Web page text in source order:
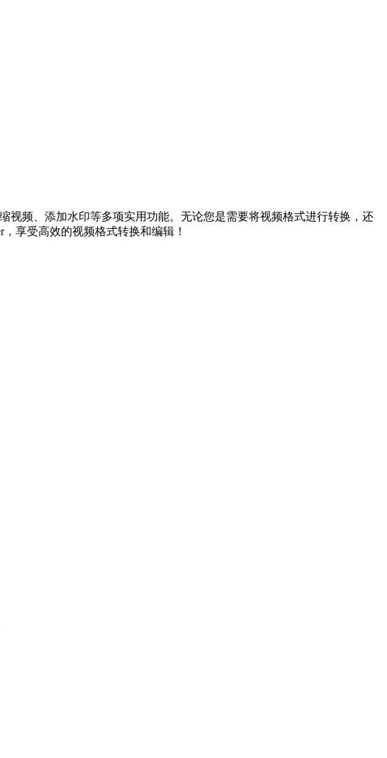
视频、添加水印等多项实用功能。无论您是需要将视频格式进行转换，还
，享受高效的视频格式转换和编辑！